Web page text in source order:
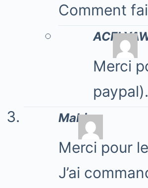
Comment
Merci
Mahine
Merci pour
J’ai